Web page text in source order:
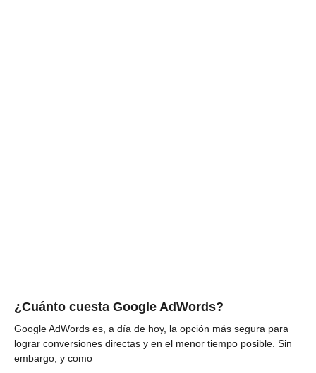
¿Cuánto cuesta Google AdWords?
Google AdWords es, a día de hoy, la opción más segura para
lograr conversiones directas y en el menor tiempo posible. Sin
embargo, y como